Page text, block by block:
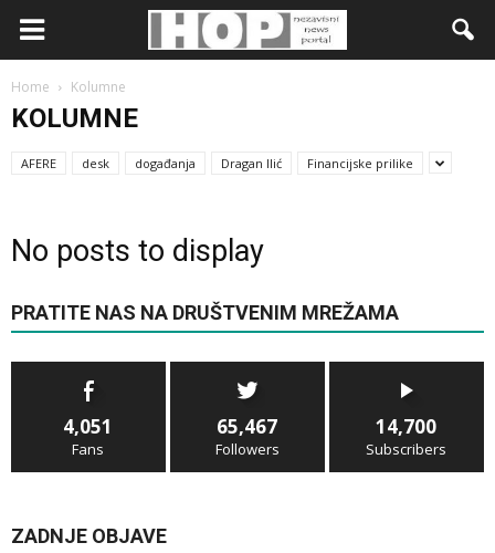
Home Kolumne
KOLUMNE
AFERE desk događanja Dragan Ilić Financijske prilike
No posts to display
PRATITE NAS NA DRUŠTVENIM MREŽAMA
4,051
Fans
65,467
Followers
14,700
Subscribers
ZADNJE OBJAVE